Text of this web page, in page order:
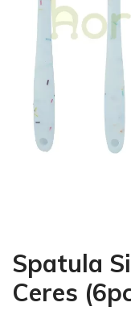
Spatula
Ceres